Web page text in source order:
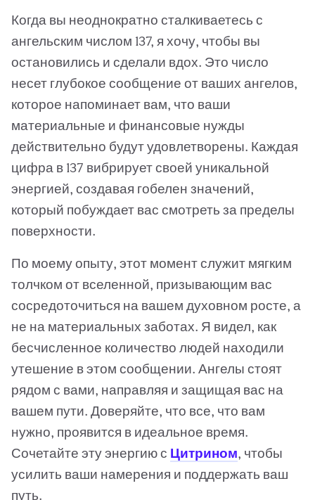
Когда вы неоднократно сталкиваетесь с
ангельским числом 137, я хочу, чтобы вы
остановились и сделали вдох. Это число
несет глубокое сообщение от ваших ангелов,
которое напоминает вам, что ваши
материальные и финансовые нужды
действительно будут удовлетворены. Каждая
цифра в 137 вибрирует своей уникальной
энергией, создавая гобелен значений,
который побуждает вас смотреть за пределы
поверхности.
По моему опыту, этот момент служит мягким
толчком от вселенной, призывающим вас
сосредоточиться на вашем духовном росте, а
не на материальных заботах. Я видел, как
бесчисленное количество людей находили
утешение в этом сообщении. Ангелы стоят
рядом с вами, направляя и защищая вас на
вашем пути. Доверяйте, что все, что вам
нужно, проявится в идеальное время.
Сочетайте эту энергию с Цитрином, чтобы
усилить ваши намерения и поддержать ваш
путь.